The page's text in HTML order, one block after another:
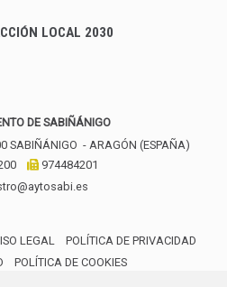
LOCAL 2030
DE SABIÑÁNIGO
SABIÑÁNIGO - ARAGÓN (ESPAÑA)
974484201
LEGAL
POLÍTICA DE PRIVACIDAD
POLÍTICA DE COOKIES